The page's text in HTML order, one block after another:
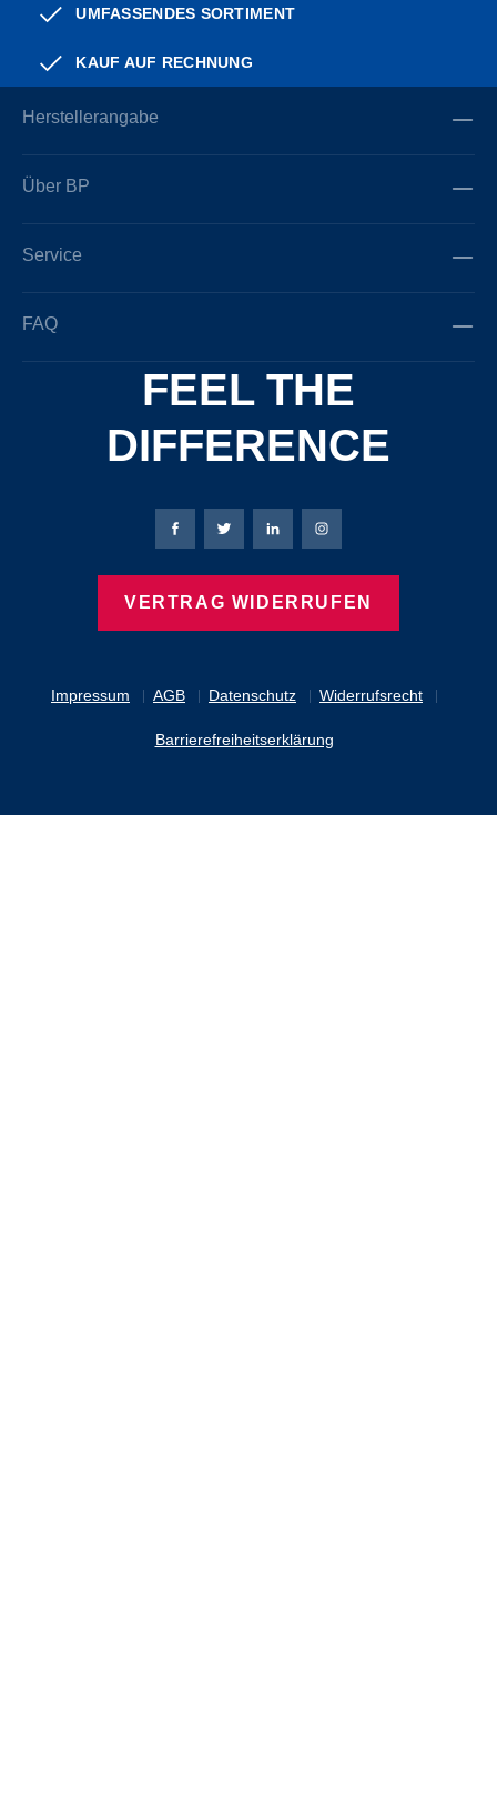
UMFASSENDES SORTIMENT
KAUF AUF RECHNUNG
Herstellerangabe
Über BP
Service
FAQ
FEEL THE
DIFFERENCE
Impressum AGB Datenschutz Widerrufsrecht
Barrierefreiheitserklärung
Bierbaum-Proenen Facebook-Seite
Bierbaum-Proenen Twitter Seite
Bierbaum-Proenen LinkedIn
Bierbaum-Proenen
VERTRAG WIDERRUFEN